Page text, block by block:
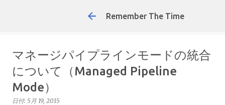
Remember The Time
マネージパイプラインモードの統合
について（Managed Pipeline
Mode）
日付: 5月 19, 2015